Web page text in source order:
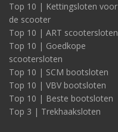
Top 10 | Kettingsloten voor
de scooter
Top 10 | ART scootersloten
Top 10 | Goedkope
scootersloten
Top 10 | SCM bootsloten
Top 10 | VBV bootsloten
Top 10 | Beste bootsloten
Top 3 | Trekhaaksloten